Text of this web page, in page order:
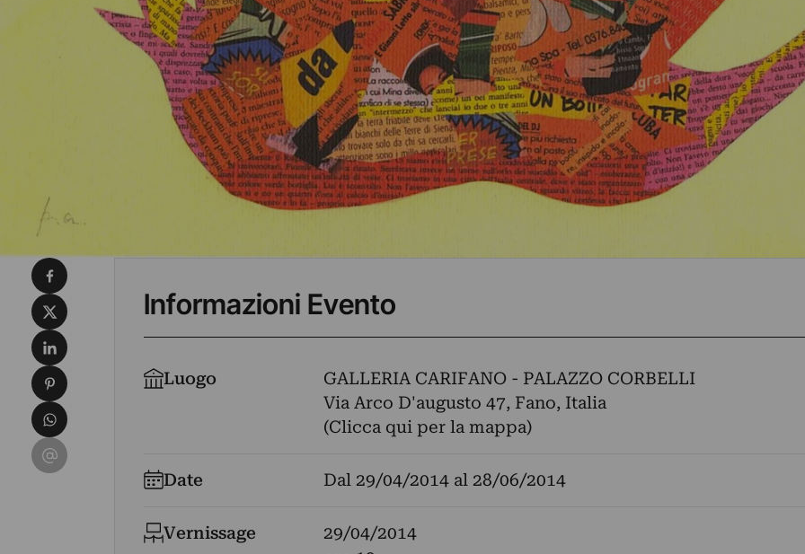
Informazioni Evento
Luogo
GALLERIA CARIFANO - PALAZZO CORBELLI
Via Arco D'augusto 47, Fano, Italia
(Clicca qui per la mappa)
Date Dal 29/04/2014al 28/06/2014
Vernissage
29/04/2014
Condividi su Facebook
Condividi su X
Condividi su LinkedIn
Condividi su Pinterest
Condividi su WhatsApp
Condividi su Email